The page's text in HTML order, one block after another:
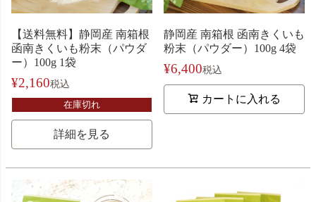
【送料無料】静岡産 南箱根
函南きくいも粉末（パウダ
ー）100g 1袋
¥2,160税込
在庫切れ
詳細を見る
静岡産 南箱根 函南きくいも
粉末（パウダー）100g 4袋
¥6,400税込
カートに入れる